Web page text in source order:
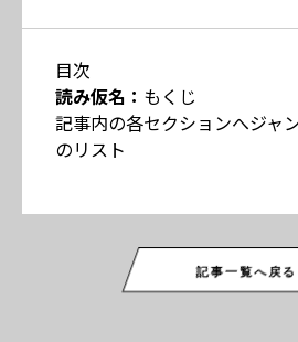
目次
読み仮名： もくじ
記事内の各セクションへジャ
のリスト
記事一覧へ戻る